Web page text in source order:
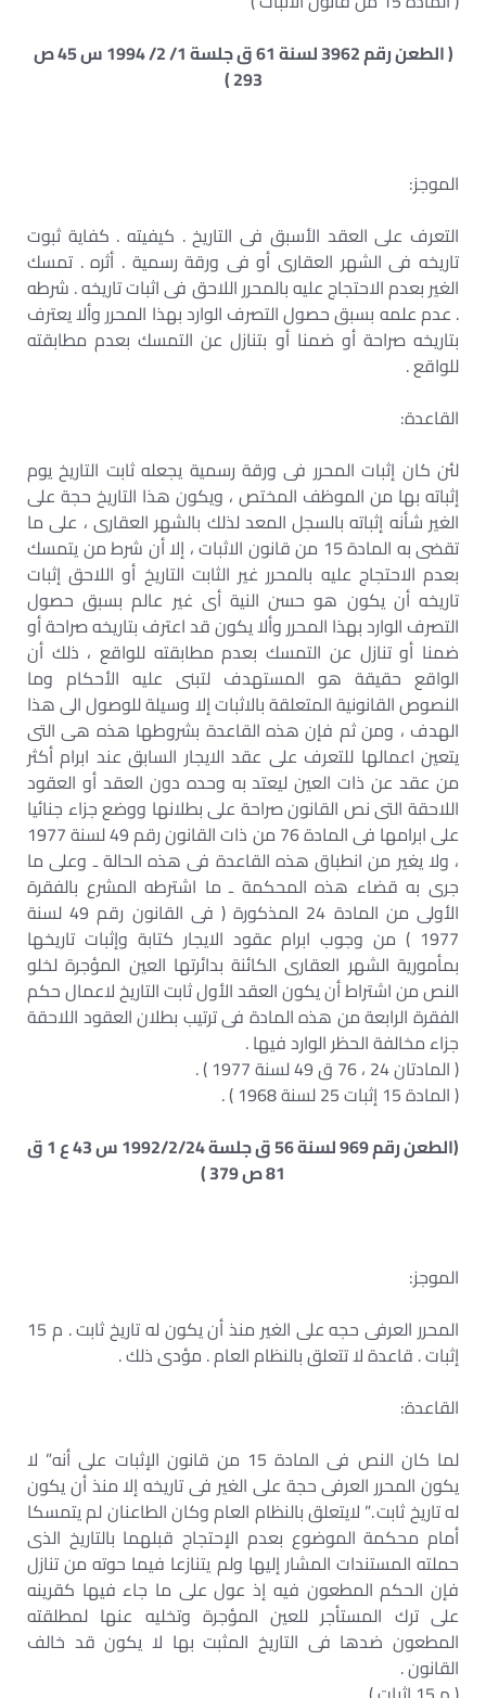
( الطعن رقم 3962 لسنة 61 ق جلسة 1/ 2/ 1994 س 45 ص
293 )
الموجز:
التعرف على العقد الأسبق فى التاريخ . كيفيته . كفاية ثبوت
تاريخه فى الشهر العقارى أو فى ورقة رسمية . أثره . تمسك
الغير بعدم الاحتجاج عليه بالمحرر اللاحق فى اثبات تاريخه . شرطه
. عدم علمه بسبق حصول التصرف الوارد بهذا المحرر وألا يعترف
بتاريخه صراحة أو ضمنا أو بتنازل عن التمسك بعدم مطابقته
للواقع .
القاعدة:
لئن كان إثبات المحرر فى ورقة رسمية يجعله ثابت التاريخ يوم
إثباته بها من الموظف المختص ، ويكون هذا التاريخ حجة على
الغير شأنه إثباته بالسجل المعد لذلك بالشهر العقارى ، على ما
تقضى به المادة 15 من قانون الاثبات ، إلا أن شرط من يتمسك
بعدم الاحتجاج عليه بالمحرر غير الثابت التاريخ أو اللاحق إثبات
تاريخه أن يكون هو حسن النية أى غير عالم بسبق حصول
التصرف الوارد بهذا المحرر وألا يكون قد اعترف بتاريخه صراحة أو
ضمنا أو تنازل عن التمسك بعدم مطابقته للواقع ، ذلك أن
الواقع حقيقة هو المستهدف لتبنى عليه الأحكام وما
النصوص القانونية المتعلقة بالاثبات إلا وسيلة للوصول الى هذا
الهدف ، ومن ثم فإن هذه القاعدة بشروطها هذه هى التى
يتعين اعمالها للتعرف على عقد الايجار السابق عند ابرام أكثر
من عقد عن ذات العين ليعتد به وحده دون العقد أو العقود
اللاحقة التى نص القانون صراحة على بطلانها ووضع جزاء جنائيا
على ابرامها فى المادة 76 من ذات القانون رقم 49 لسنة 1977
، ولا يغير من انطباق هذه القاعدة فى هذه الحالة ـ وعلى ما
جرى به قضاء هذه المحكمة ـ ما اشترطه المشرع بالفقرة
الأولى من المادة 24 المذكورة ( فى القانون رقم 49 لسنة
1977 ) من وجوب ابرام عقود الايجار كتابة وإثبات تاريخها
بمأمورية الشهر العقارى الكائنة بدائرتها العين المؤجرة لخلو
النص من اشتراط أن يكون العقد الأول ثابت التاريخ لاعمال حكم
الفقرة الرابعة من هذه المادة فى ترتيب بطلان العقود اللاحقة
جزاء مخالفة الحظر الوارد فيها .
( المادتان 24 ، 76 ق 49 لسنة 1977 ) .
( المادة 15 إثبات 25 لسنة 1968 ) .
(الطعن رقم 969 لسنة 56 ق جلسة 1992/2/24 س 43 ع 1 ق
81 ص 379 )
الموجز:
المحرر العرفى حجه على الغير منذ أن يكون له تاريخ ثابت . م 15
إثبات . قاعدة لا تتعلق بالنظام العام . مؤدى ذلك .
القاعدة:
لما كان النص فى المادة 15 من قانون الإثبات على أنه” لا
يكون المحرر العرفى حجة على الغير فى تاريخه إلا منذ أن يكون
له تاريخ ثابت .” لايتعلق بالنظام العام وكان الطاعنان لم يتمسكا
أمام محكمة الموضوع بعدم الإحتجاج قبلهما بالتاريخ الذى
حملته المستندات المشار إليها ولم يتنازعا فيما حوته من تنازل
فإن الحكم المطعون فيه إذ عول على ما جاء فيها كقرينه
على ترك المستأجر للعين المؤجرة وتخليه عنها لمطلقته
المطعون ضدها فى التاريخ المثبت بها لا يكون قد خالف
القانون .